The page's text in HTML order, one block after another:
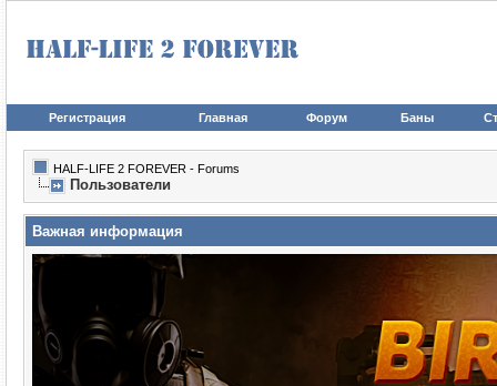
Регистрация Главная Форум Баны
HALF-LIFE 2 FOREVER - Forums
Пользователи
Важная информация